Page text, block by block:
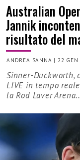
Australian
Jannik
risultato del
ANDREA SANNA |22 GEN
Sinner-
LIVE in tempo
la Rod Laver